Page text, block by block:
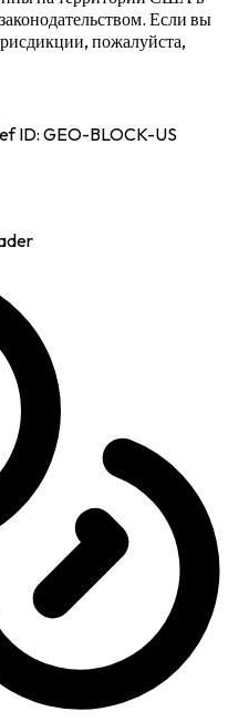
Если вы
пожалуйста,
ID: GEO-BLOCK-US